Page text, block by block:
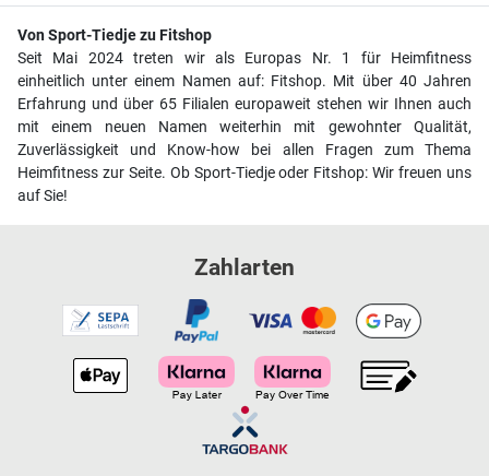
Von Sport-Tiedje zu Fitshop
Seit Mai 2024 treten wir als Europas Nr. 1 für Heimfitness
einheitlich unter einem Namen auf: Fitshop. Mit über 40 Jahren
Erfahrung und über 65 Filialen europaweit stehen wir Ihnen auch
mit einem neuen Namen weiterhin mit gewohnter Qualität,
Zuverlässigkeit und Know-how bei allen Fragen zum Thema
Heimfitness zur Seite. Ob Sport-Tiedje oder Fitshop: Wir freuen uns
auf Sie!
Zahlarten